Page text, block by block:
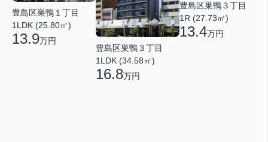
豊島区巣鴨１丁目
1LDK (25.80㎡)
13.9万円
豊島区巣鴨３丁目
1LDK (34.58㎡)
16.8万円
豊島区巣鴨３丁目
1R (27.73㎡)
13.4万円